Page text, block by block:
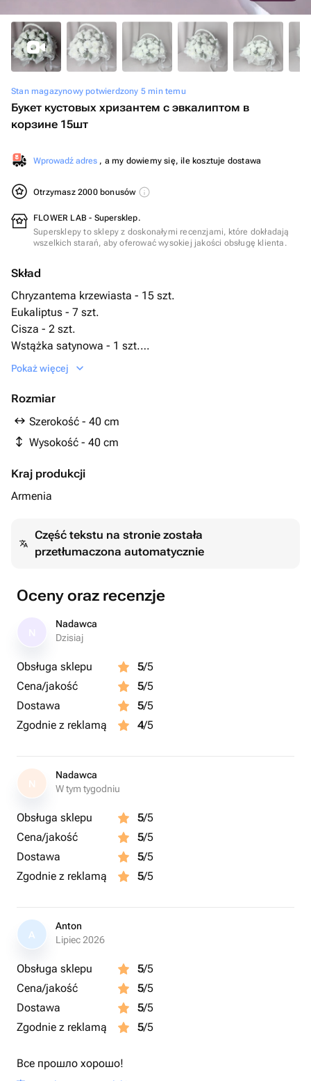
Stan magazynowy potwierdzony 5 min temu
Букет кустовых хризантем с эвкалиптом в
корзине 15шт
Wprowadź adres , a my dowiemy się, ile kosztuje dostawa
Otrzymasz 2000 bonusów
FLOWER LAB - Supersklep.
Supersklepy to sklepy z doskonałymi recenzjami, które dokładają
wszelkich starań, aby oferować wysokiej jakości obsługę klienta.
Skład
Chryzantema krzewiasta - 15 szt.
Eukaliptus - 7 szt.
Cisza - 2 szt.
Wstążka satynowa - 1 szt.
Kosz wiklinowy - 1 szt.
Pokaż więcej
Rozmiar
Szerokość - 40 cm
Wysokość - 40 cm
Kraj produkcji
Armenia
Część tekstu na stronie została
przetłumaczona automatycznie
Oceny oraz recenzje
Nadawca
Dzisiaj
Obsługa sklepu 5/5
Cena/jakość
5/5
Dostawa
5/5
Zgodnie z reklamą
4/5
N
Nadawca
W tym tygodniu
Obsługa sklepu 5/5
Cena/jakość
5/5
Dostawa
5/5
Zgodnie z reklamą
5/5
A
Anton
Lipiec 2026
Obsługa sklepu 5/5
Cena/jakość
5/5
Dostawa
5/5
Zgodnie z reklamą
5/5
Все прошло хорошо!